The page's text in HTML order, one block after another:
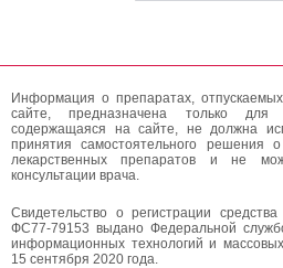
Информация о препаратах,
сайте, предназначена только для
содержащаяся на сайте, не должна
принятия самостоятельного решения
лекарственных препаратов и не
консультации врача.
Свидетельство о регистрации
ФС77-79153 выдано Федеральной
информационных технологий и
15 сентября 2020 года.